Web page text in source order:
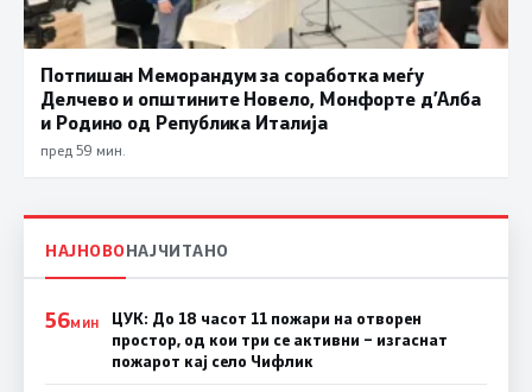
Потпишан Меморандум за соработка меѓу
Делчево и општините Новело, Монфорте д’Алба
и Родино од Република Италија
пред 59 мин.
НАЈНОВОНАЈЧИТАНО
56МИН
ЦУК: До 18 часот 11 пожари на отворен
простор, од кои три се активни – изгаснат
пожарот кај село Чифлик